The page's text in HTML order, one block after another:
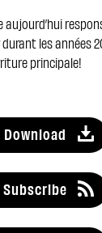
les années
principale!
Download
Subscribe